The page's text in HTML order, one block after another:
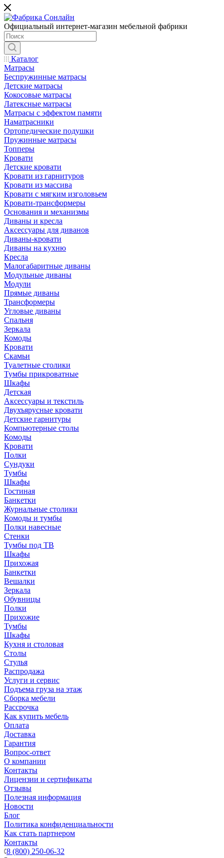
Официальный интернет-магазин мебельной фабрики
Каталог
Матрасы
Беспружинные матрасы
Детские матрасы
Кокосовые матрасы
Латексные матрасы
Матрасы с эффектом памяти
Наматрасники
Ортопедические подушки
Пружинные матрасы
Топперы
Кровати
Детские кровати
Кровати из гарнитуров
Кровати из массива
Кровати с мягким изголовьем
Кровати-трансформеры
Основания и механизмы
Диваны и кресла
Аксессуары для диванов
Диваны-кровати
Диваны на кухню
Кресла
Малогабаритные диваны
Модульные диваны
Модули
Прямые диваны
Трансформеры
Угловые диваны
Спальня
Зеркала
Комоды
Кровати
Скамьи
Туалетные столики
Тумбы прикроватные
Шкафы
Детская
Аксессуары и текстиль
Двухъярусные кровати
Детские гарнитуры
Компьютерные столы
Комоды
Кровати
Полки
Сундуки
Тумбы
Шкафы
Гостиная
Банкетки
Журнальные столики
Комоды и тумбы
Полки навесные
Стенки
Тумбы под ТВ
Шкафы
Прихожая
Банкетки
Вешалки
Зеркала
Обувницы
Полки
Прихожие
Тумбы
Шкафы
Кухня и столовая
Столы
Стулья
Распродажа
Услуги и сервис
Подъема груза на этаж
Сборка мебели
Рассрочка
Как купить мебель
Оплата
Доставка
Гарантия
Вопрос-ответ
О компании
Контакты
Лицензии и сертификаты
Отзывы
Полезная информация
Новости
Блог
Политика конфиденциальности
Как стать партнером
Контакты
8 (800) 250-06-32